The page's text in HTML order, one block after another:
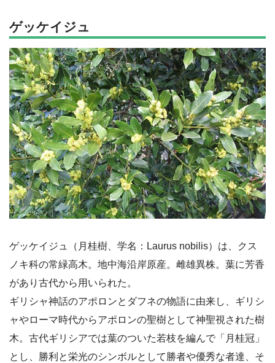
ゲッケイジュ
ゲッケイジュ（月桂樹、学名：Laurus nobilis）は、クス
ノキ科の常緑高木。地中海沿岸原産。雌雄異株。葉に芳香
があり古代から用いられた。
ギリシャ神話のアポロンとダフネの物語に由来し、ギリシ
ャやローマ時代からアポロンの聖樹として神聖視された樹
木。古代ギリシアでは葉のついた若枝を編んで「月桂冠」
とし、勝利と栄光のシンボルとして勝者や優秀な者達、そ